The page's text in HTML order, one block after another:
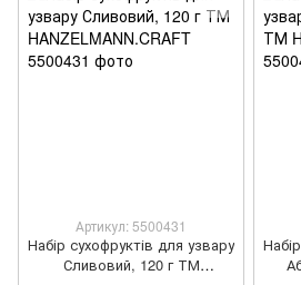
Артикул: 5500431
Набір сухофруктів для узвару
Сливовий, 120 г ТМ